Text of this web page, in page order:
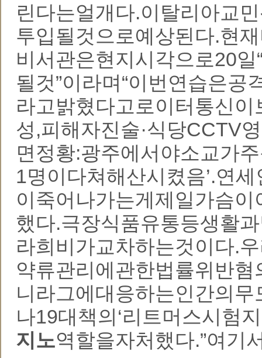
린다는얼개다.이탈리아교
투입될것으로예상된다.현
비서관은현지시각으로20
될것”이라며“이번연습은공
라고밝혔다고로이터통신
성,피해자진술·식당CCTV
면정황:광주에서야소교가
1명이다쳐해산시켰음’.연
이죽어나가는게제일가슴이
했다.극장식품유통등생활
라희비가교차하는것이다.
약류관리에관한법률위반
니라그에대응하는인간의
나19대책의‘리트머스시험지
지노역할을자처했다.”여기